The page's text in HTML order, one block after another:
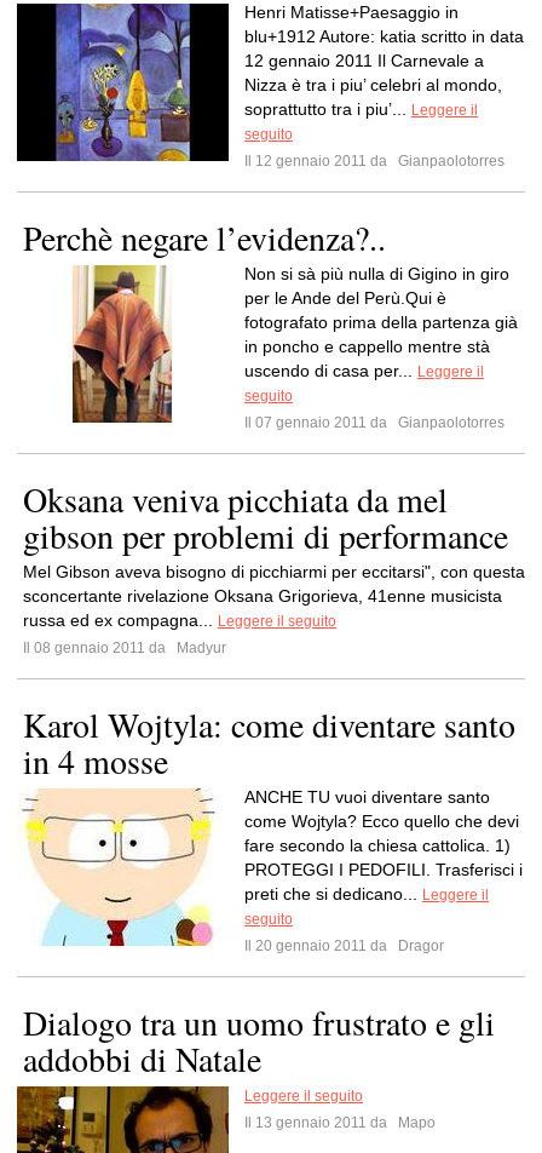
Henri Matisse+Paesaggio in
blu+1912 Autore: katia scritto in data
12 gennaio 2011 Il Carnevale a
Nizza è tra i piu’ celebri al mondo,
soprattutto tra i piu’...
Leggere il
seguito
Il 12 gennaio 2011 da
Gianpaolotorres
Perchè negare l’evidenza?..
Non si sà più nulla di Gigino in giro
per le Ande del Perù.Qui è
fotografato prima della partenza già
in poncho e cappello mentre stà
uscendo di casa per...
Leggere il
seguito
Il 07 gennaio 2011 da
Gianpaolotorres
Oksana veniva picchiata da mel
gibson per problemi di performance
Mel Gibson aveva bisogno di picchiarmi per eccitarsi", con questa
sconcertante rivelazione Oksana Grigorieva, 41enne musicista
russa ed ex compagna...
Leggere il seguito
Il 08 gennaio 2011 da
Madyur
Karol Wojtyla: come diventare santo
in 4 mosse
ANCHE TU vuoi diventare santo
come Wojtyla? Ecco quello che devi
fare secondo la chiesa cattolica. 1)
PROTEGGI I PEDOFILI. Trasferisci i
preti che si dedicano...
Leggere il
seguito
Il 20 gennaio 2011 da
Dragor
Dialogo tra un uomo frustrato e gli
addobbi di Natale
Leggere il seguito
Il 13 gennaio 2011 da
Mapo